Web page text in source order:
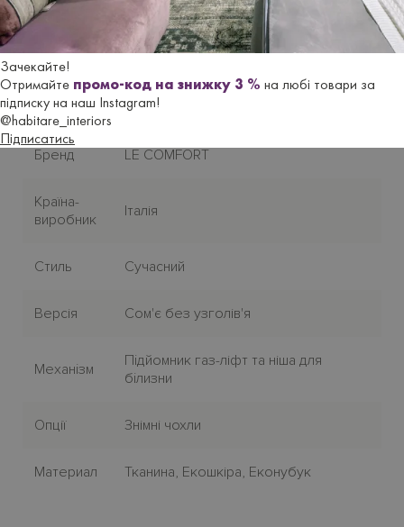
Зачекайте!
Отримайте промо-код на знижку 3 % на любі товари за
підписку на наш Instagram!
@habitare_interiors
Підписатись
Гарантійний термін - 18 місяців.
Характеристики
Бренд LE COMFORT
Країна-
виробник
Італія
Стиль Сучасний
Версія Сом'є без узголів'я
Механiзм
Пiдйомник газ-ліфт та ніша для
бiлизни
Опції Знімні чохли
Материал Тканина, Екошкіра, Еконубук